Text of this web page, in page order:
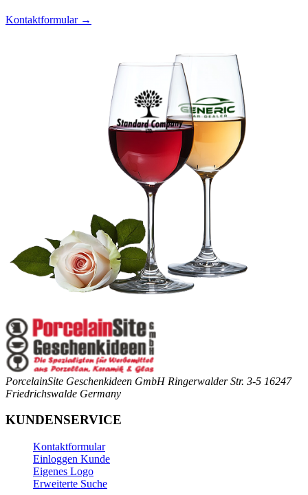
Kontaktformular →
PorcelainSite Geschenkideen GmbH Ringerwalder Str. 3-5 16247
Friedrichswalde Germany
KUNDENSERVICE
Kontaktformular
Einloggen Kunde
Eigenes Logo
Erweiterte Suche